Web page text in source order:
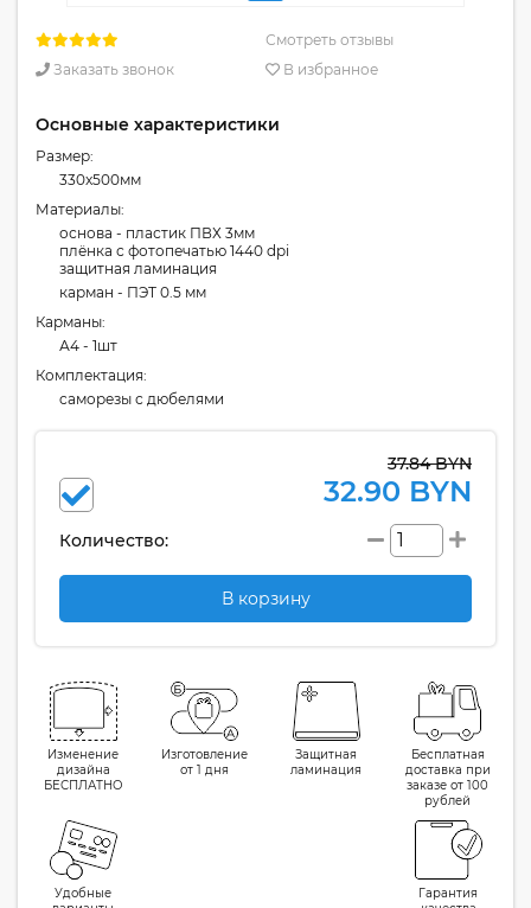
Смотреть отзывы
Заказать звонок
В избранное
Основные характеристики
Размер:
330x500мм
Материалы:
основа - пластик ПВХ 3мм
плёнка с фотопечатью 1440 dpi
защитная ламинация
карман - ПЭТ 0.5 мм
Карманы:
А4 - 1шт
Комплектация:
cаморезы с дюбелями
37.84 BYN
32.90 BYN
Количество:
В корзину
Изменение
дизайна
БЕСПЛАТНО
Изготовление
от 1 дня
Защитная
ламинация
Бесплатная
доставка при
заказе от 100
рублей
Удобные
Гарантия